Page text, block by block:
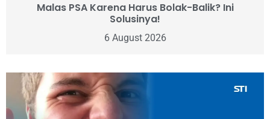
Malas PSA Karena Harus Bolak-Balik? Ini
Solusinya!
6 August 2026